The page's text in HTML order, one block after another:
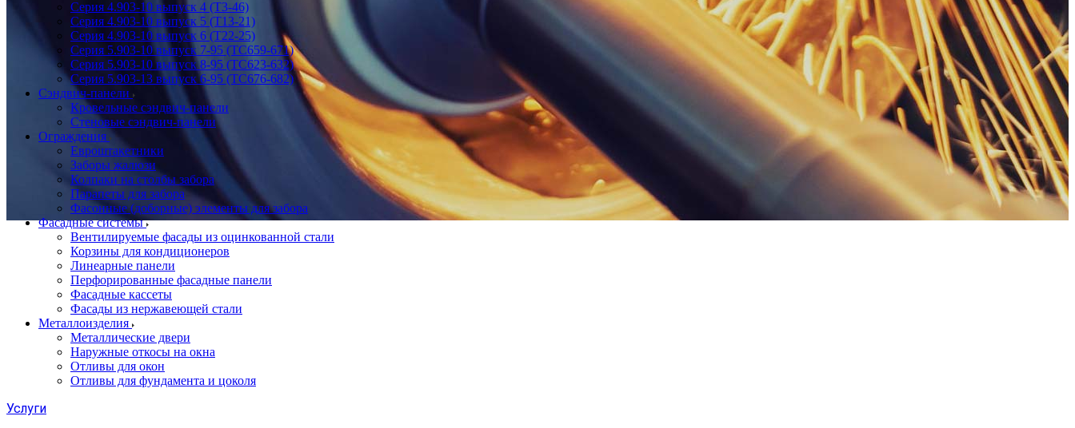
Серия 4.903-10 выпуск 4 (Т3-46)
Серия 4.903-10 выпуск 5 (Т13-21)
Серия 4.903-10 выпуск 6 (Т22-25)
Серия 5.903-10 выпуск 7-95 (ТС659-671)
Серия 5.903-10 выпуск 8-95 (ТС623-632)
Серия 5.903-13 выпуск 6-95 (ТС676-682)
Сэндвич-панели
Кровельные сэндвич-панели
Стеновые сэндвич-панели
Ограждения
Евроштакетники
Заборы жалюзи
Колпаки на столбы забора
Парапеты для забора
Фасонные (доборные) элементы для забора
Фасадные системы
Вентилируемые фасады из оцинкованной стали
Корзины для кондиционеров
Линеарные панели
Перфорированные фасадные панели
Фасадные кассеты
Фасады из нержавеющей стали
Металлоизделия
Металлические двери
Наружные откосы на окна
Отливы для окон
Отливы для фундамента и цоколя
Услуги